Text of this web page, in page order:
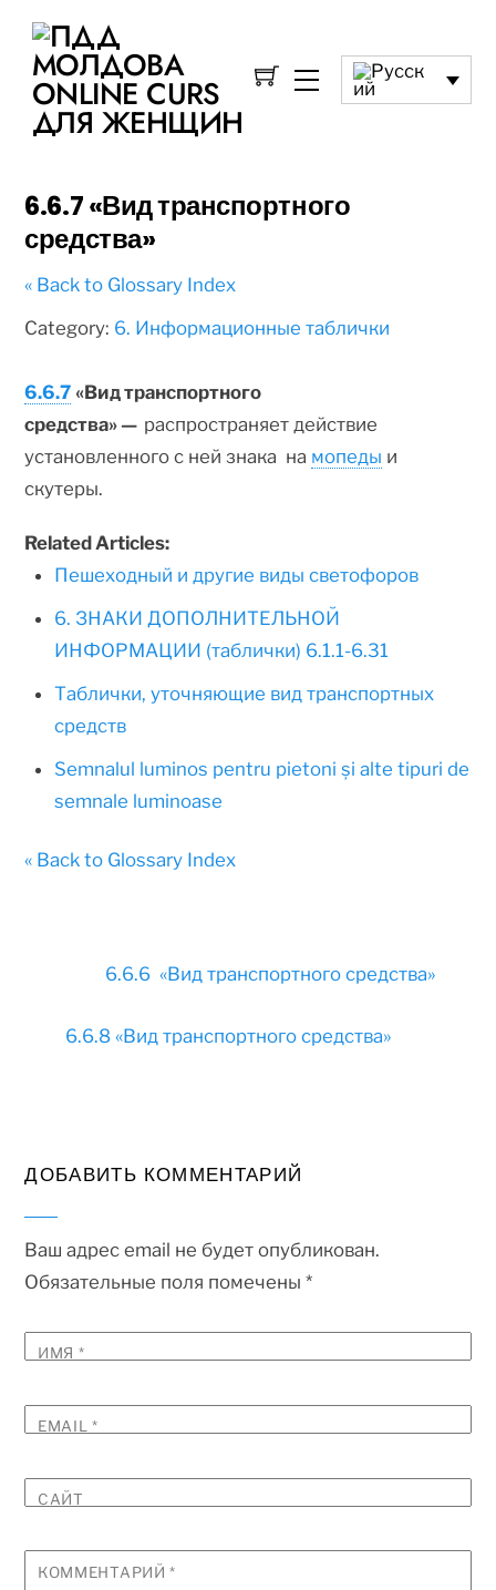
6.6.7 «Вид транспортного
средства»
« Back to Glossary Index
Category: 6. Информационные таблички
6.6.7 «Вид транспортного
средства» — распространяет действие
установленного с ней знака на мопеды и
скутеры.
Related Articles:
Пешеходный и другие виды светофоров
6. ЗНАКИ ДОПОЛНИТЕЛЬНОЙ
ИНФОРМАЦИИ (таблички) 6.1.1-6.31
Таблички, уточняющие вид транспортных
средств
Semnalul luminos pentru pietoni și alte tipuri de
semnale luminoase
« Back to Glossary Index
6.6.6 «Вид транспортного средства»
6.6.8 «Вид транспортного средства»
ДОБАВИТЬ КОММЕНТАРИЙ
Ваш адрес email не будет опубликован.
Обязательные поля помечены*
ИМЯ *
EMAIL *
САЙТ
КОММЕНТАРИЙ *